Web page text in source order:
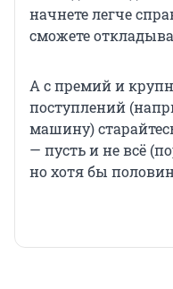
начнете легче
сможете
А с премий и
поступлений
машину)
— пусть и не всё
но хотя бы